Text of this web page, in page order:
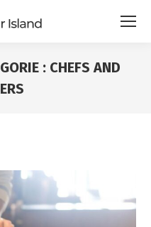
: CHEFS AND